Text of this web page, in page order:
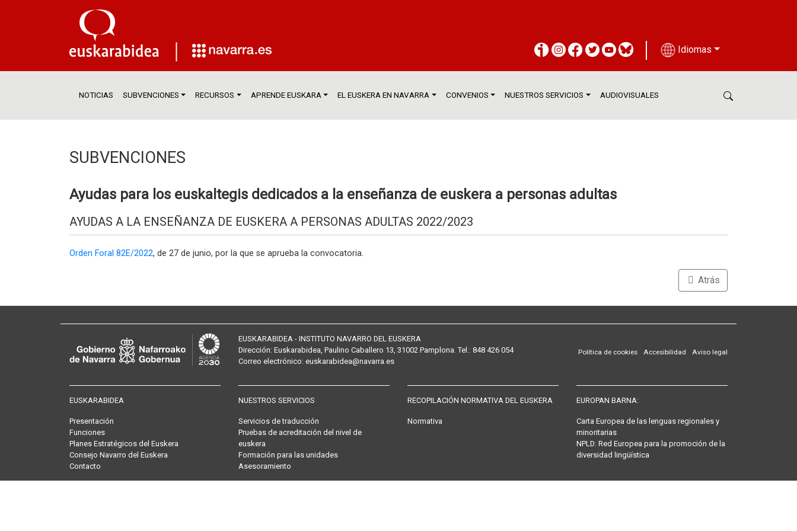
Idiomas
NOTICIAS SUBVENCIONES RECURSOS APRENDE EUSKARA EL EUSKERA EN NAVARRA CONVENIOS NUESTROS SERVICIOS AUDIOVISUALES
SUBVENCIONES
Ayudas para los euskaltegis dedicados a la enseñanza de euskera a personas adultas
AYUDAS A LA ENSEÑANZA DE EUSKERA A PERSONAS ADULTAS 2022/2023
Orden Foral 82E/2022, de 27 de junio, por la que se aprueba la convocatoria.
Atrás
EUSKARABIDEA - INSTITUTO NAVARRO DEL EUSKERA
Dirección: Euskarabidea, Paulino Caballero 13, 31002 Pamplona. Tel.: 848 426 054
Correo electrónico: euskarabidea@navarra.es
Aviso legal
Accesibilidad
Política de cookies
EUSKARABIDEA
Presentación
Funciones
Planes Estratégicos del Euskera
Consejo Navarro del Euskera
Contacto
NUESTROS SERVICIOS
Servicios de traducción
Pruebas de acreditación del nivel de
euskera
Formación para las unidades
Asesoramiento
RECOPILACIÓN NORMATIVA DEL EUSKERA
Normativa
EUROPAN BARNA:
Carta Europea de las lenguas regionales y
minoritarias
NPLD: Red Europea para la promoción de la
diversidad lingüística